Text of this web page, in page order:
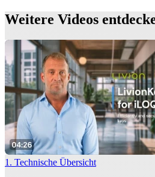
Weitere Videos
1. Technische Übersicht